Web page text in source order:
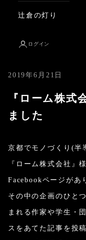
辻倉の灯り
ログイン
2019年6月21日
『ローム株式
ました
京都でモノづくり(半
『ローム株式会社』
Facebookページがあ
その中の企画のひと
まれる作家や学生・
スをあてた記事を投